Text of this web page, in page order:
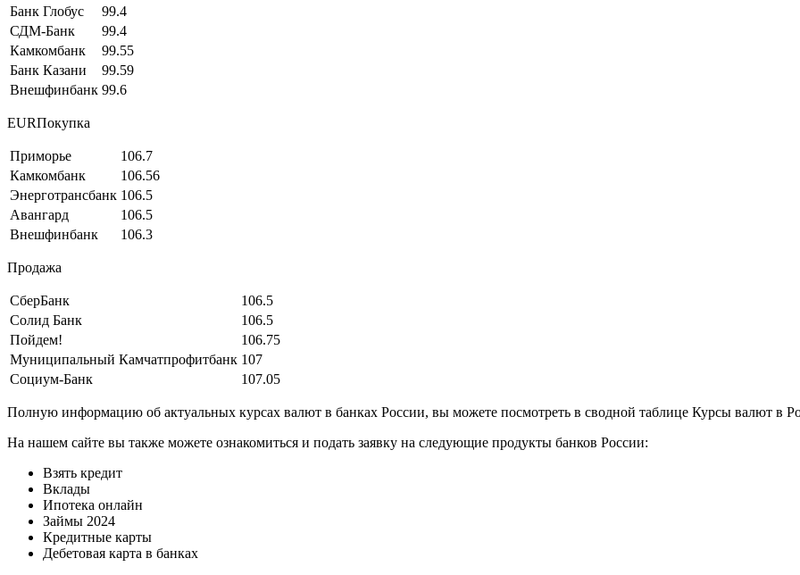
Банк Глобус
99.4
СДМ-Банк
99.4
Камкомбанк
99.55
Банк Казани
99.59
Внешфинбанк 99.6
EURПокупка
Приморье
106.7
Камкомбанк
106.56
Энерготрансбанк 106.5
Авангард
106.5
Внешфинбанк
106.3
Продажа
СберБанк
106.5
Солид Банк
106.5
Пойдем!
106.75
Муниципальный Камчатпрофитбанк 107
Социум-Банк
107.05
Полную информацию об актуальных курсах валют в банках России, вы можете посмотреть в сводной таблице Курсы валют в
На нашем сайте вы также можете ознакомиться и подать заявку на следующие продукты банков России:
Взять кредит
Вклады
Ипотека онлайн
Займы 2024
Кредитные карты
Дебетовая карта в банках